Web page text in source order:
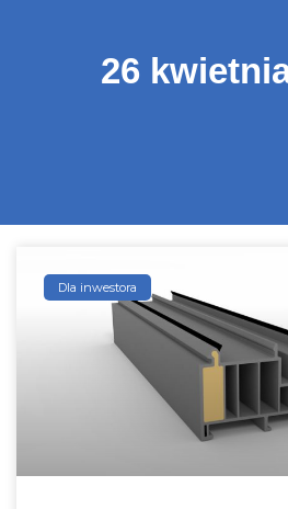
26
Dla inwestora